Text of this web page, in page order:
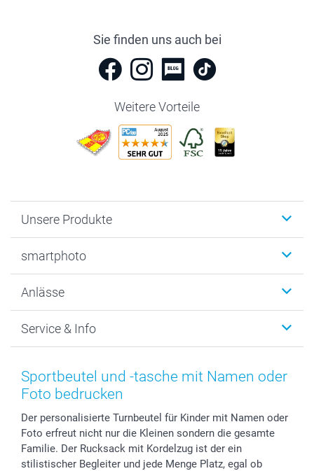
Sie finden uns auch bei
Weitere Vorteile
Unsere Produkte
Fotogeschenke
MyNameBook
Fotoabzüge, Fotos als Buch & Poster
Zubehör & Material
Foto-Kalender & Agenden
Geschenk-Gutscheine (PDF)
smartphoto
Warum smartphoto
Datenschutz
AGB
Impressum
Partnerprogramme
Investor Relations
B2B smartbusiness
Anlässe
Neujahr
Muttertag
Vatertag
Hochzeit
Geburtstag
Geburt
Service & Info
Preise und Versandkosten
Lieferfristen
Zahlungsmöglichkeiten
Anmelden /Registrieren
Sitemap
Sportbeutel und -tasche mit Namen oder
Foto bedrucken
Der personalisierte Turnbeutel für Kinder mit Namen oder
Foto erfreut nicht nur die Kleinen sondern die gesamte
Familie. Der Rucksack mit Kordelzug ist der ein
stilistischer Begleiter und jede Menge Platz, egal ob